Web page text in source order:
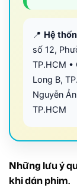
📍 Hệ
số 12,
TP.HCM
Long B,
Nguyễn
TP.HCM
Những lưu ý
khi dán phim.